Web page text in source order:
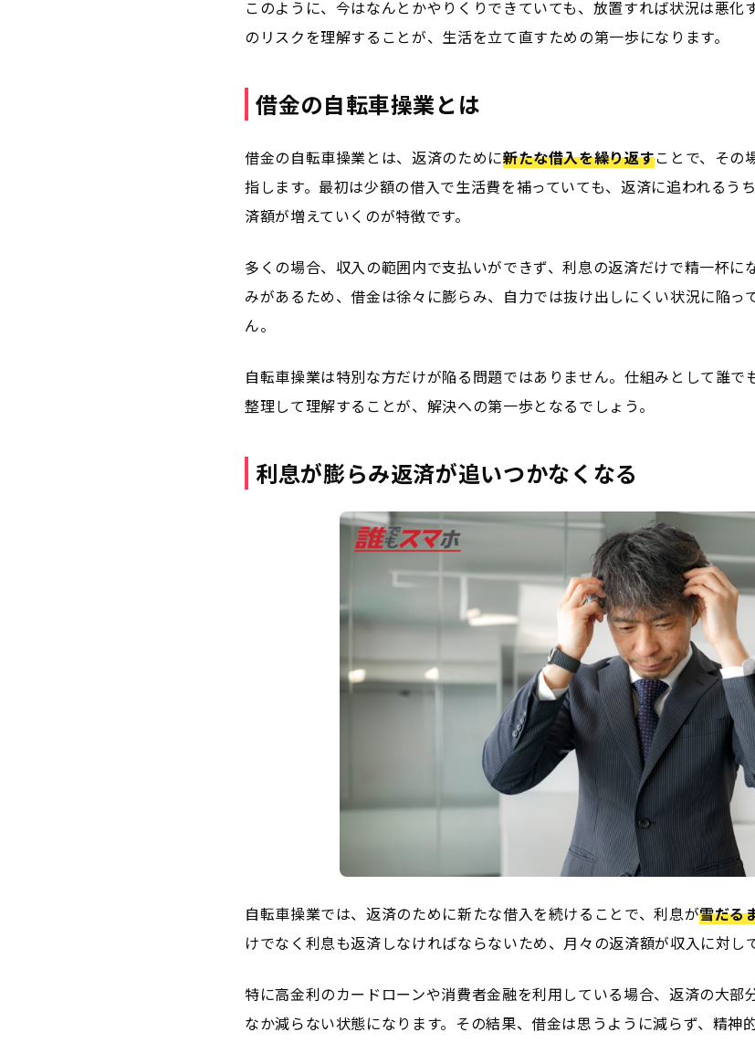
このように、今はなんとかやりくりできていても、放置すれば状況は悪化
のリスクを理解することが、生活を立て直すための第一歩になります。
借金の自転車操業とは
借金の自転車操業とは、返済のために新たな借入を繰り返すことで、その
指します。最初は少額の借入で生活費を補っていても、返済に追われるう
済額が増えていくのが特徴です。
多くの場合、収入の範囲内で支払いができず、利息の返済だけで精一杯に
みがあるため、借金は徐々に膨らみ、自力では抜け出しにくい状況に陥っ
ん。
自転車操業は特別な方だけが陥る問題ではありません。仕組みとして誰で
整理して理解することが、解決への第一歩となるでしょう。
利息が膨らみ返済が追いつかなくなる
自転車操業では、返済のために新たな借入を続けることで、利息が雪だる
けでなく利息も返済しなければならないため、月々の返済額が収入に対し
特に高金利のカードローンや消費者金融を利用している場合、返済の大部
なか減らない状態になります。その結果、借金は思うように減らず、精神